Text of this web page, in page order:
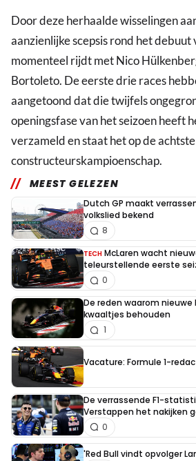
Door deze herhaalde wisselingen
aanzienlijke scepsis rond het debuut
momenteel rijdt met Nico
Bortoleto. De eerste drie races
aangetoond dat die twijfels
openingsfase van het seizoen heeft
verzameld en staat het op de
constructeurskampioenschap.
MEEST GELEZEN
Dutch GP maakt
volkslied bekend
8
TECH McLaren wacht
teleurstellende eerste
0
De reden waarom nieuwe
kwaaltjes behouden
1
Vacature: Formule 1-
De verrassende F1-
Verstappen het nakijken
0
'Red Bull vindt opvolger